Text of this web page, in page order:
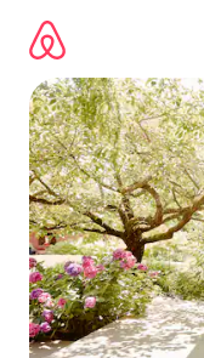
obsah